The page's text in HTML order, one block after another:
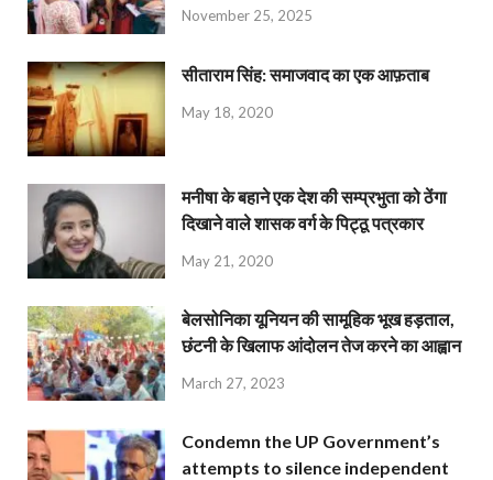
November 25, 2025
सीताराम सिंह: समाजवाद का एक आफ़ताब
May 18, 2020
मनीषा के बहाने एक देश की सम्प्रभुता को ठेंगा
दिखाने वाले शासक वर्ग के पिट्ठू पत्रकार
May 21, 2020
बेलसोनिका यूनियन की सामूहिक भूख हड़ताल,
छंटनी के खिलाफ आंदोलन तेज करने का आह्वान
March 27, 2023
Condemn the UP Government’s
attempts to silence independent